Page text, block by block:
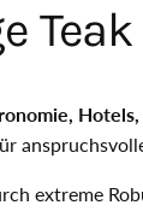
Teak
extreme